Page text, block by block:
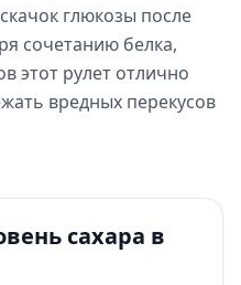
глюкозы после
сочетанию белка,
этот рулет отлично
вредных перекусов
сахара в